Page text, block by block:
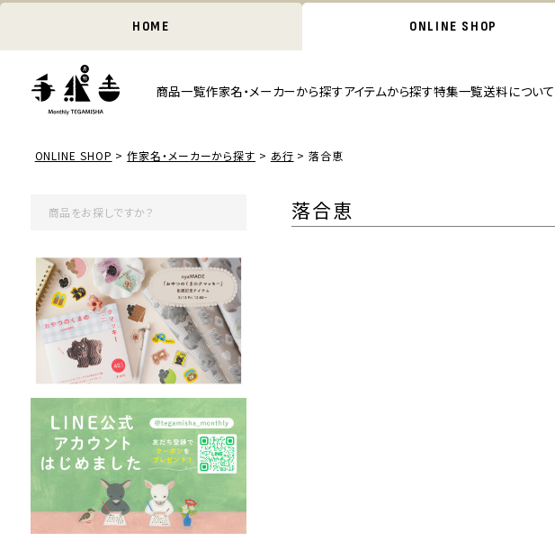
HOME ONLINE SHOP
商品一覧作家名・メーカーから探すアイテムから探す特集一覧送料について
ONLINE SHOP 作家名・メーカーから探す あ行 落合恵
落合恵